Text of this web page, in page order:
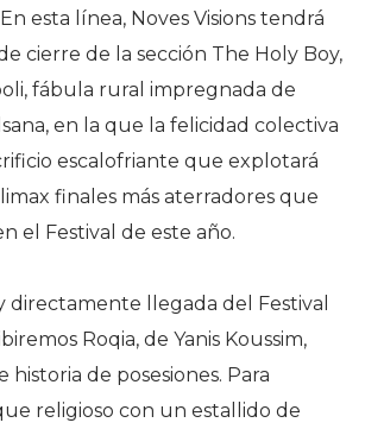
esta línea, Noves Visions tendrá
cierre de la sección The Holy Boy,
fábula rural impregnada de
en la que la felicidad colectiva
escalofriante que explotará
finales más aterradores que
el Festival de este año.
directamente llegada del Festival
Roqia, de Yanis Koussim,
de posesiones. Para
religioso con un estallido de